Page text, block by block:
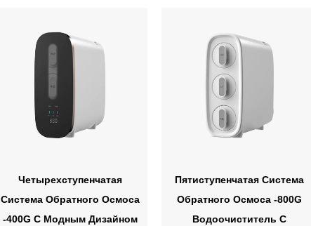
Четырехступенчатая
Система Обратного Осмоса
-400G С Модным Дизайном
Пятиступенчатая Система
Обратного Осмоса -800G
Водоочиститель С